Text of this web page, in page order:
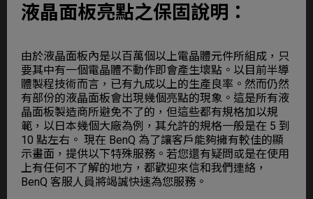
液晶面板亮點之保固說明：
由於液晶面板內是以百萬個以上電晶體元件所組成，只
要其中有一個電晶體不動作即會產生壞點。以目前半導
體製程技術而言，已有九成以上的生產良率。然而仍然
有部份的液晶面板會出現幾個亮點的現象。這是所有液
晶面板製造商所避免不了的，但這些都有規格加以規
範，以日本幾個大廠為例，其允許的規格一般是在 5 到
10 點左右。 現在 BenQ 為了讓客戶能夠擁有較佳的顯
示畫面，提供以下特殊服務。若您還有疑問或是在使用
上有任何不了解的地方，都歡迎來信和我們連絡，
BenQ 客服人員將竭誠快速為您服務。